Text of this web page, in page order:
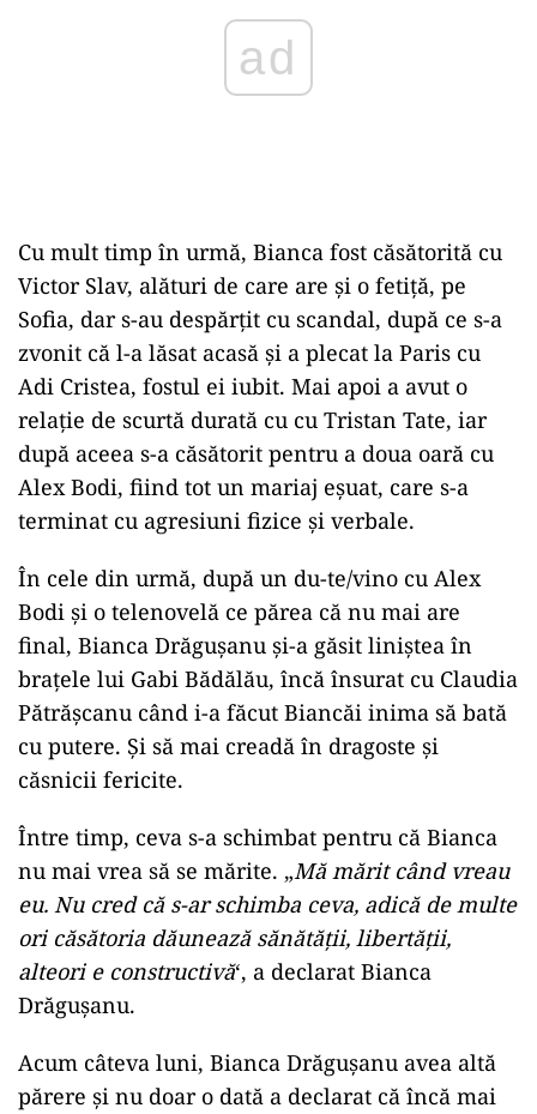
Cu mult timp în urmă, Bianca fost căsătorită cu
Victor Slav, alături de care are și o fetiță, pe
Sofia, dar s-au despărțit cu scandal, după ce s-a
zvonit că l-a lăsat acasă și a plecat la Paris cu
Adi Cristea, fostul ei iubit. Mai apoi a avut o
relație de scurtă durată cu cu Tristan Tate, iar
după aceea s-a căsătorit pentru a doua oară cu
Alex Bodi, fiind tot un mariaj eșuat, care s-a
terminat cu agresiuni fizice și verbale.
În cele din urmă, după un du-te/vino cu Alex
Bodi și o telenovelă ce părea că nu mai are
final, Bianca Drăgușanu și-a găsit liniștea în
brațele lui Gabi Bădălău, încă însurat cu Claudia
Pătrășcanu când i-a făcut Biancăi inima să bată
cu putere. Și să mai creadă în dragoste și
căsnicii fericite.
Între timp, ceva s-a schimbat pentru că Bianca
nu mai vrea să se mărite. „Mă mărit când vreau
eu. Nu cred că s-ar schimba ceva, adică de multe
ori căsătoria dăunează sănătății, libertății,
alteori e constructivă‘, a declarat Bianca
Drăgușanu.
Acum câteva luni, Bianca Drăgușanu avea altă
părere și nu doar o dată a declarat că încă mai